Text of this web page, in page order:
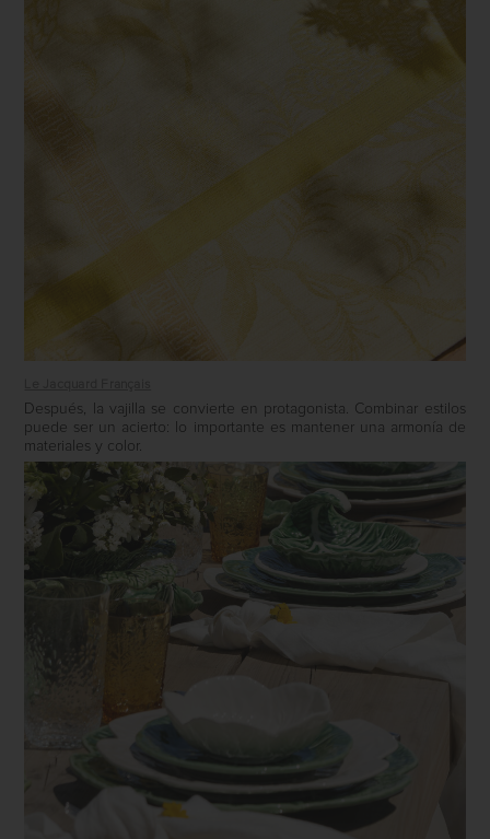
Después, la vajilla se convierte en protagonista. Combinar estilos
puede ser un acierto: lo importante es mantener una armonía de
materiales y color.